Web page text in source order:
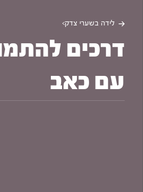
לידה בשערי צדק>
דרכים
עם כאב